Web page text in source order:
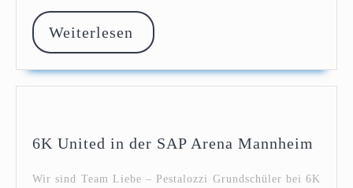
Weiterlesen Weiterlesen
6K United in der SAP Arena Mannheim
in
Wir sind Team Liebe – Pestalozzi Grundschüler bei 6K